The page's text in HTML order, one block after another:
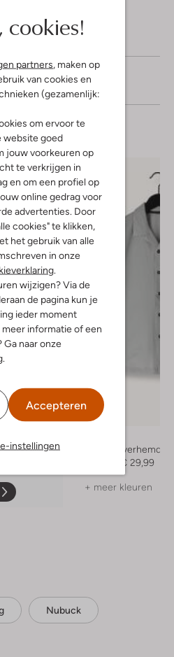
cookies!
partners , maken op
van cookies en
(gezamenlijk:
om ervoor te
website goed
jouw voorkeuren op
te verkrijgen in
en om een profiel op
online gedrag voor
advertenties. Door
cookies" te klikken,
het gebruik van alle
in onze
wijzigen? Via de
de pagina kun je
ieder moment
meer informatie of een
Ga naar onze
Accepteren
instellingen
-60%
Casual overhemd
€ 29,99
+ meer kleuren
Nubuck